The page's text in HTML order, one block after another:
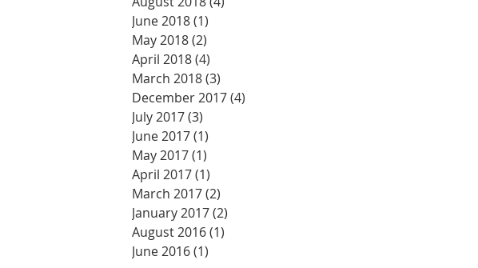
June 2018(1)
May 2018(2)
April 2018(4)
March 2018(3)
December 2017(4)
July 2017(3)
June 2017(1)
May 2017(1)
April 2017(1)
March 2017(2)
January 2017(2)
August 2016(1)
June 2016(1)